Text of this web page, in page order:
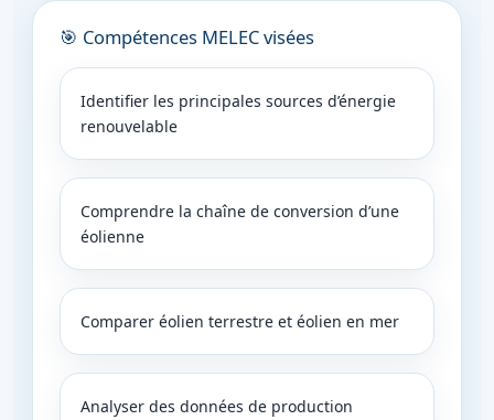
🎯 Compétences MELEC visées
Identifier les principales sources d’énergie
renouvelable
Comprendre la chaîne de conversion d’une
éolienne
Comparer éolien terrestre et éolien en mer
Analyser des données de production